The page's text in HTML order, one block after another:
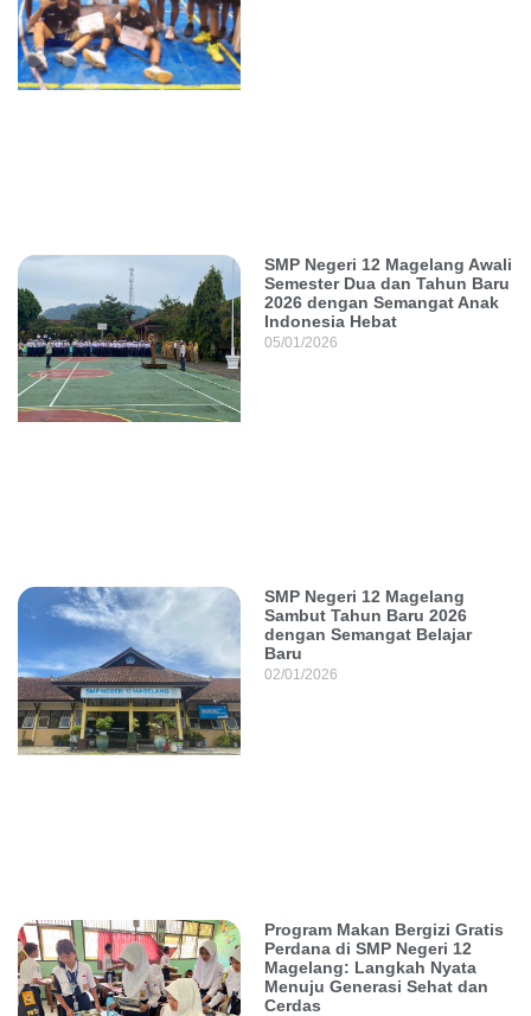
SMP Negeri 12 Magelang Awali
Semester Dua dan Tahun Baru
2026 dengan Semangat Anak
Indonesia Hebat
05/01/2026
SMP Negeri 12 Magelang
Sambut Tahun Baru 2026
dengan Semangat Belajar
Baru
02/01/2026
Program Makan Bergizi Gratis
Perdana di SMP Negeri 12
Magelang: Langkah Nyata
Menuju Generasi Sehat dan
Cerdas